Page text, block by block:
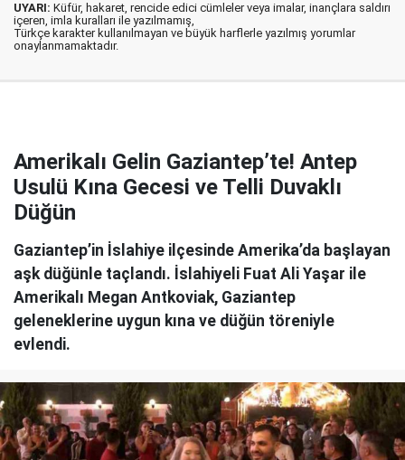
UYARI: Küfür, hakaret, rencide edici cümleler veya imalar, inançlara saldırı
içeren, imla kuralları ile yazılmamış,
Türkçe karakter kullanılmayan ve büyük harflerle yazılmış yorumlar
onaylanmamaktadır.
Amerikalı Gelin Gaziantep’te! Antep
Usulü Kına Gecesi ve Telli Duvaklı
Düğün
Gaziantep’in İslahiye ilçesinde Amerika’da başlayan
aşk düğünle taçlandı. İslahiyeli Fuat Ali Yaşar ile
Amerikalı Megan Antkoviak, Gaziantep
geleneklerine uygun kına ve düğün töreniyle
evlendi.